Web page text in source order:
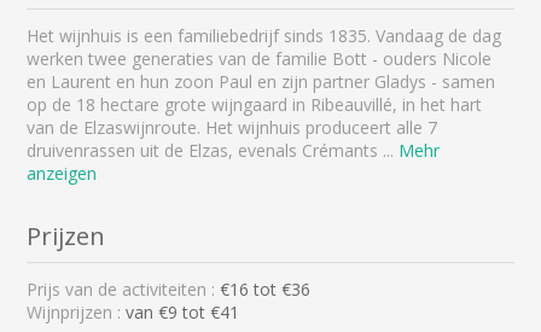
Het wijnhuis is een familiebedrijf sinds 1835. Vandaag de dag
werken twee generaties van de familie Bott - ouders Nicole
en Laurent en hun zoon Paul en zijn partner Gladys - samen
op de 18 hectare grote wijngaard in Ribeauvillé, in het hart
van de Elzaswijnroute. Het wijnhuis produceert alle 7
druivenrassen uit de Elzas, evenals Crémants ... Mehr
anzeigen
Prijzen
Prijs van de activiteiten :€16 tot €36
Wijnprijzen :van €9 tot €41